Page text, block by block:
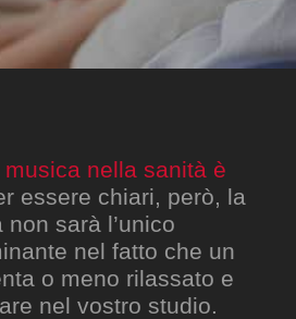
nella sanità è
essere chiari, però, la
sarà l’unico
nel fatto che un
o meno rilassato e
nel vostro studio.